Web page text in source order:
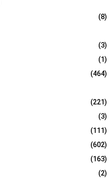
(8)
(3)
(1)
(464)
(221)
(3)
(111)
(602)
(163)
(2)